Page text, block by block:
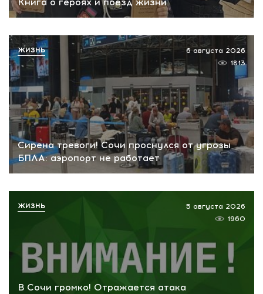
Сирена тревоги! Сочи проснулся от угрозы
БПЛА: аэропорт не работает
6 августа 2026
1813
ЖИЗНЬ
В Сочи громко! Отражается атака
5 августа 2026
1960
ЖИЗНЬ